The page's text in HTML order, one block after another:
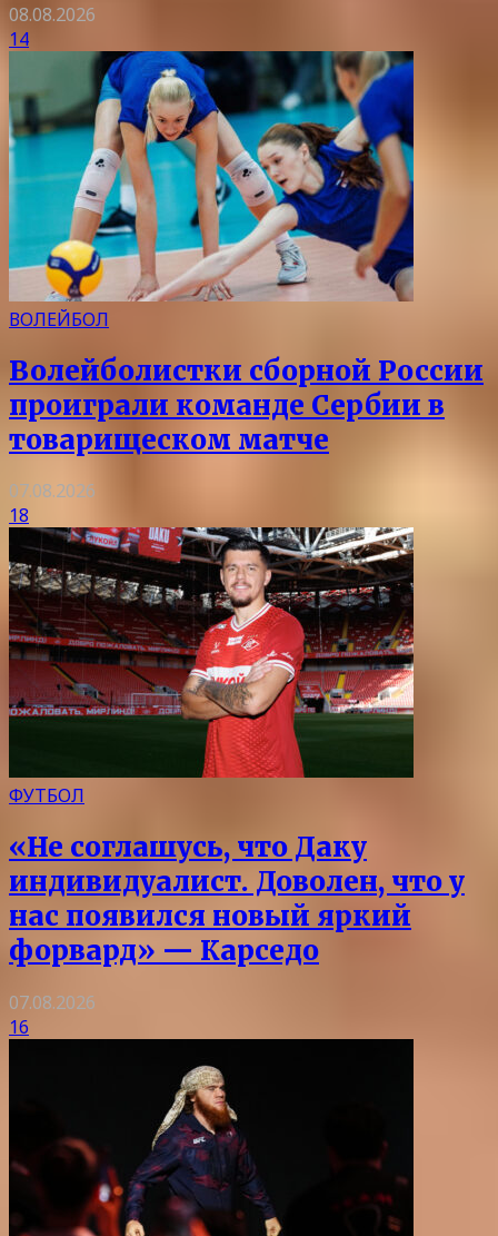
08.08.2026
14
ВОЛЕЙБОЛ
Волейболистки сборной России
проиграли команде Сербии в
товарищеском матче
07.08.2026
18
ФУТБОЛ
«Не соглашусь, что Даку
индивидуалист. Доволен, что у
нас появился новый яркий
форвард» — Карседо
07.08.2026
16